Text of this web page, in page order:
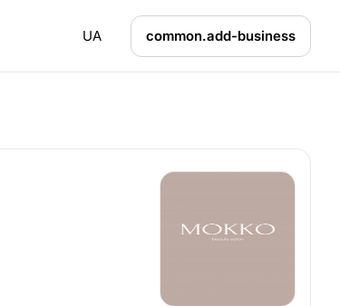
UA common.add-business